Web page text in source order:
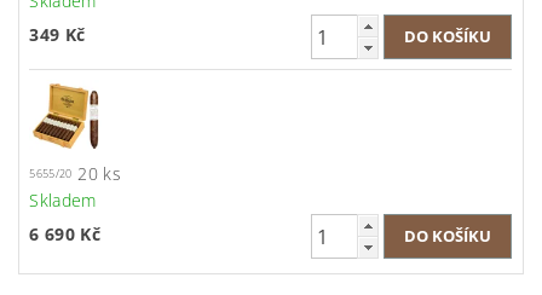
349 Kč
5655/20 20 ks
Skladem
6 690 Kč